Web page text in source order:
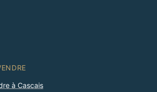
à Cascais